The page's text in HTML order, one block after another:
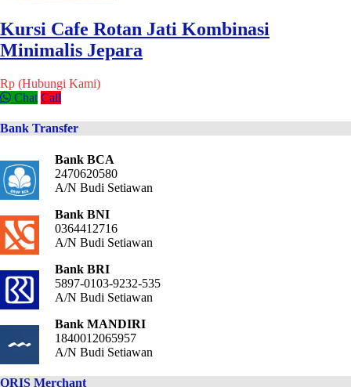
Kursi Cafe Rotan Jati Kombinasi
Minimalis Jepara
Rp (Hubungi Kami)
Chat Call
Bank Transfer
Bank BCA
2470620580
A/N Budi Setiawan
Bank BNI
0364412716
A/N Budi Setiawan
Bank BRI
5897-0103-9232-535
A/N Budi Setiawan
Bank MANDIRI
1840012065957
A/N Budi Setiawan
QRIS Merchant